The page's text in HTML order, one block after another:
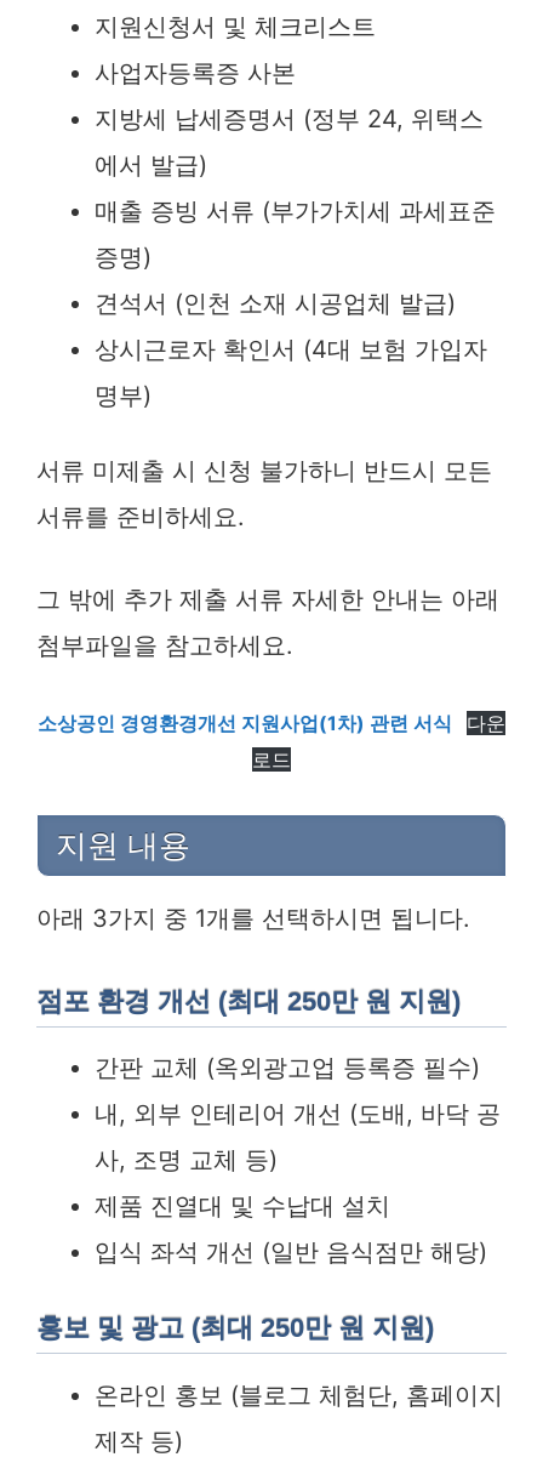
지원신청서 및 체크리스트
사업자등록증 사본
지방세 납세증명서 (정부 24, 위택스
에서 발급)
매출 증빙 서류 (부가가치세 과세표준
증명)
견석서 (인천 소재 시공업체 발급)
상시근로자 확인서 (4대 보험 가입자
명부)
서류 미제출 시 신청 불가하니 반드시 모든
서류를 준비하세요.
그 밖에 추가 제출 서류 자세한 안내는 아래
첨부파일을 참고하세요.
소상공인 경영환경개선 지원사업(1차) 관련 서식
다운
로드
지원 내용
아래 3가지 중 1개를 선택하시면 됩니다.
점포 환경 개선 (최대 250만 원 지원)
간판 교체 (옥외광고업 등록증 필수)
내, 외부 인테리어 개선 (도배, 바닥 공
사, 조명 교체 등)
제품 진열대 및 수납대 설치
입식 좌석 개선 (일반 음식점만 해당)
홍보 및 광고 (최대 250만 원 지원)
온라인 홍보 (블로그 체험단, 홈페이지
제작 등)